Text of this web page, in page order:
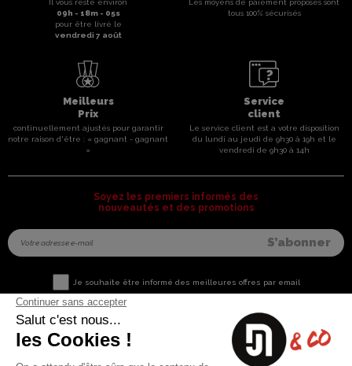
Il vous reste environ
09h - 18m - 04s
pour être livré le
vendredi 7 août
Les moyens de paiement proposés sont
tous 100% sécurisés
Meilleurs
Prix
continuellement ajustés pour garantir
notre raison d'être : « gagnant - gagnant
»
Service
client
Le service client est a votre disposition
du lundi au jeudi de 9h30 à 19h et le
vendredi de 9h30 à 14h
Soyez les premiers informés des
nouveautés et des promotions
Je souhaite être informé des meilleures offres par email
Nous contacter Informations utiles